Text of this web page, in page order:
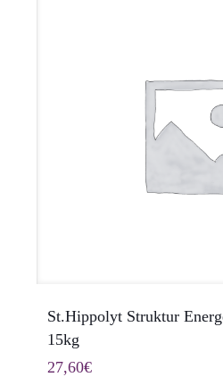
St.Hippolyt Struktur
15kg
27,60€